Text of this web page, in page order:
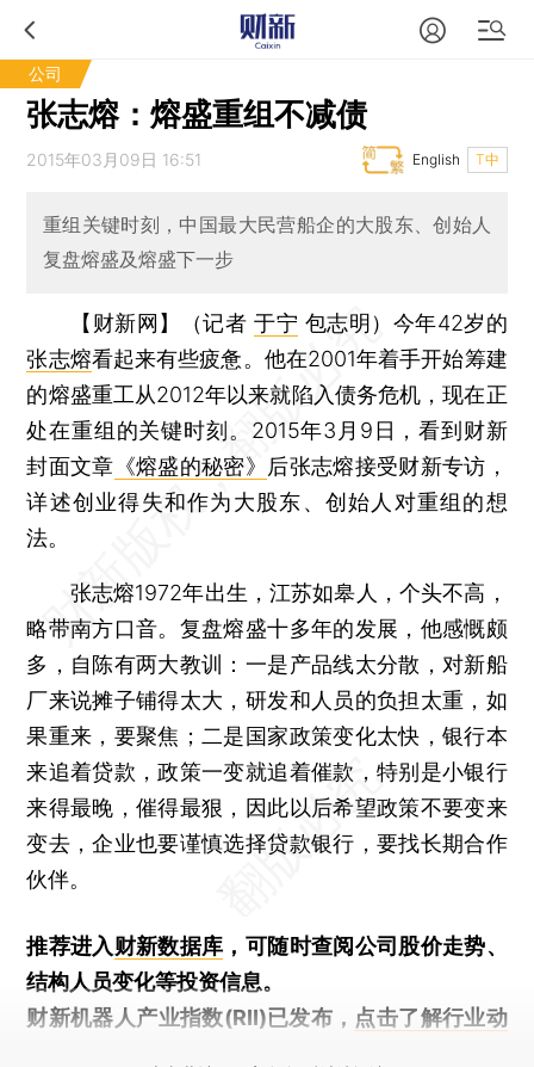
公司
张志熔：熔盛重组不减债
2015年03月09日 16:51 T中
English
重组关键时刻，中国最大民营船企的大股东、创始人
复盘熔盛及熔盛下一步
【财新网】（记者于宁 包志明） 今年42岁的
张志熔看起来有些疲惫。他在2001年着手开始筹建
的熔盛重工从2012年以来就陷入债务危机，现在正
处在重组的关键时刻。2015年3月9日，看到财新
封面文章 《熔盛的秘密》 后张志熔接受财新专访，
详述创业得失和作为大股东、创始人对重组的想
法。
张志熔1972年出生，江苏如皋人，个头不高，
略带南方口音。复盘熔盛十多年的发展，他感慨颇
多，自陈有两大教训：一是产品线太分散，对新船
厂来说摊子铺得太大，研发和人员的负担太重，如
果重来，要聚焦；二是国家政策变化太快，银行本
来追着贷款，政策一变就追着催款，特别是小银行
来得最晚，催得最狠，因此以后希望政策不要变来
变去，企业也要谨慎选择贷款银行，要找长期合作
伙伴。
推荐进入财新数据库 ，可随时查阅公司股价走势、
结构人员变化等投资信息。
财新机器人产业指数(RII)已发布， 点击了解行业动